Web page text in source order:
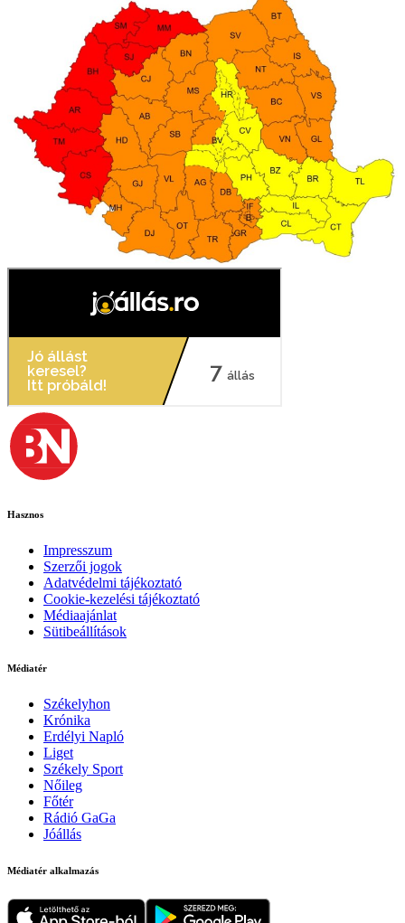
Hasznos
Impresszum
Szerzői jogok
Adatvédelmi tájékoztató
Cookie-kezelési tájékoztató
Médiaajánlat
Sütibeállítások
Médiatér
Székelyhon
Krónika
Erdélyi Napló
Liget
Székely Sport
Nőileg
Főtér
Rádió GaGa
Jóállás
Médiatér alkalmazás